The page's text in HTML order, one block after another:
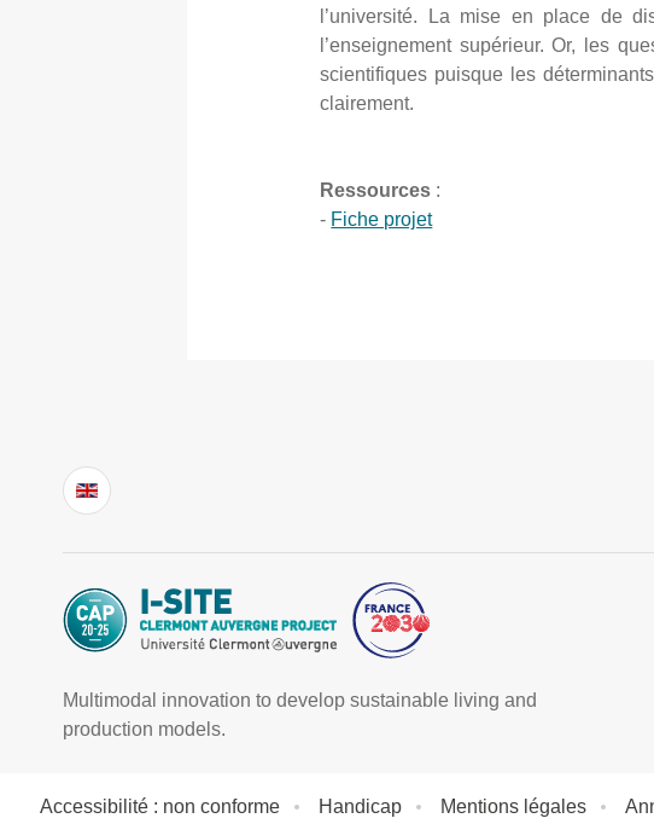
l’université. La mise en place de
l’enseignement supérieur. Or, les
scientifiques puisque les
clairement.
Ressources :
- Fiche projet
Multimodal innovation to develop sustainable living and
production models.
Accessibilité : non conforme Handicap Mentions légales